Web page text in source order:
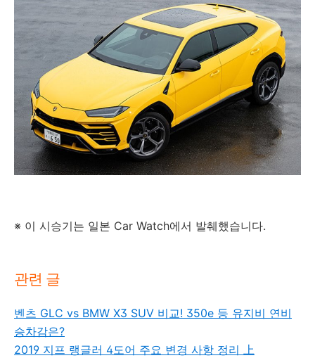
※ 이 시승기는 일본 Car Watch에서 발췌했습니다.
관련 글
벤츠 GLC vs BMW X3 SUV 비교! 350e 등 유지비 연비
승차감은?
2019 지프 랭글러 4도어 주요 변경 사항 정리 上